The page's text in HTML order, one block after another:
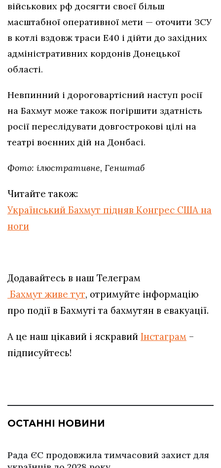
військових рф досягти своєї більш
масштабної оперативної мети — оточити ЗСУ
в котлі вздовж траси Е40 і дійти до західних
адміністративних кордонів Донецької
області.
Невпинний і дороговартісний наступ росії
на Бахмут може також погіршити здатність
росії переслідувати довгострокові цілі на
театрі воєнних дій на Донбасі.
Фото: ілюстративне, Генштаб
Читайте також:
Український Бахмут підняв Конгрес США на
ноги
Додавайтесь в наш Телеграм
Бахмут живе тут, отримуйте інформацію
про події в Бахмуті та бахмутян в евакуації.
А це наш цікавий і яскравий Інстаграм –
підписуйтесь!
ОСТАННІ НОВИНИ
Рада ЄС продовжила тимчасовий захист для